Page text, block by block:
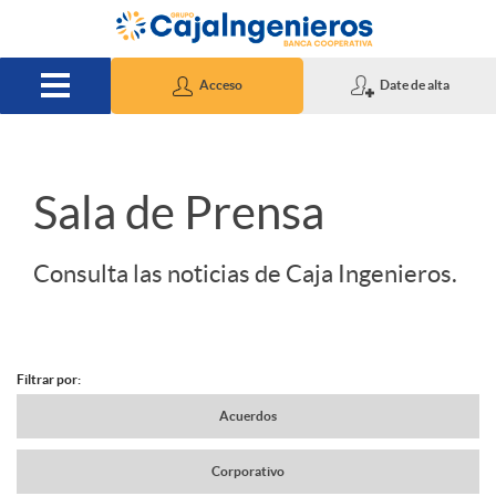
Saltar al contenido principal
Acceso Date de alta
S
Sala de Prensa
Consulta las noticias de Caja Ingenieros.
N
Filtrar por:
Acuerdos
Corporativo